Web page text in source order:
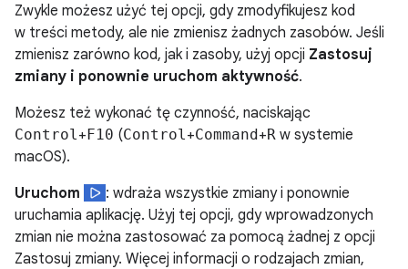
Zwykle możesz użyć tej opcji, gdy zmodyfikujesz kod
w treści metody, ale nie zmienisz żadnych zasobów. Jeśli
zmienisz zarówno kod, jak i zasoby, użyj opcji Zastosuj
zmiany i ponownie uruchom aktywność.
Możesz też wykonać tę czynność, naciskając
Control +F10 (Control +Command+R w systemie
macOS).
Uruchom
: wdraża wszystkie zmiany i ponownie
uruchamia aplikację. Użyj tej opcji, gdy wprowadzonych
zmian nie można zastosować za pomocą żadnej z opcji
Zastosuj zmiany. Więcej informacji o rodzajach zmian,